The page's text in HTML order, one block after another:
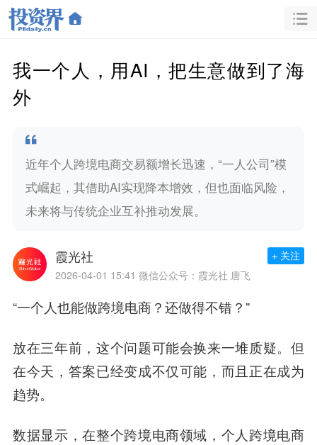
我一个人，用AI，把生意做到了海
外
近年个人跨境电商交易额增长迅速，“一人公司”模
式崛起，其借助AI实现降本增效，但也面临风险，
未来将与传统企业互补推动发展。
霞光社
2026-04-01 15:41 微信公众号：霞光社 唐飞
+ 关注
“一个人也能做跨境电商？还做得不错？”
放在三年前，这个问题可能会换来一堆质疑。但
在今天，答案已经变成不仅可能，而且正在成为
趋势。
数据显示，在整个跨境电商领域，个人跨境电商